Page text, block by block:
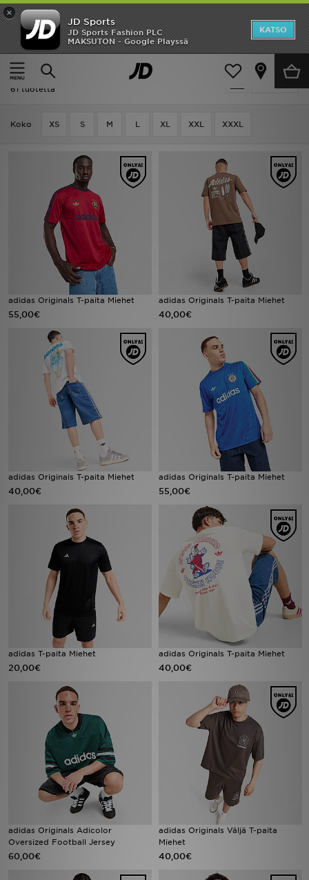
×
JD Sports
JD Sports Fashion PLC
MAKSUTON - Google Playssä
KATSO
Etusivu
Miehet Miesten vaatteet T-paidat
Suodata
Miehet - Adidas T-paidat
61 tuotetta
Koko XS S M L XL XXL XXXL
adidas Originals T-paita Miehet
55,00€
adidas Originals T-paita Miehet
40,00€
adidas Originals T-paita Miehet
40,00€
adidas Originals T-paita Miehet
55,00€
adidas T-paita Miehet
20,00€
adidas Originals T-paita Miehet
40,00€
adidas Originals Adicolor
Oversized Football Jersey
60,00€
adidas Originals Väljä T-paita
Miehet
40,00€
Etusivu
Ale
Uutuudet
Suosikit
Tuotemerkit
Inspiroidu
Lataa JD-sovellus
Minun JD
Minun viestini
Asiakaspalvelu ja tietoa